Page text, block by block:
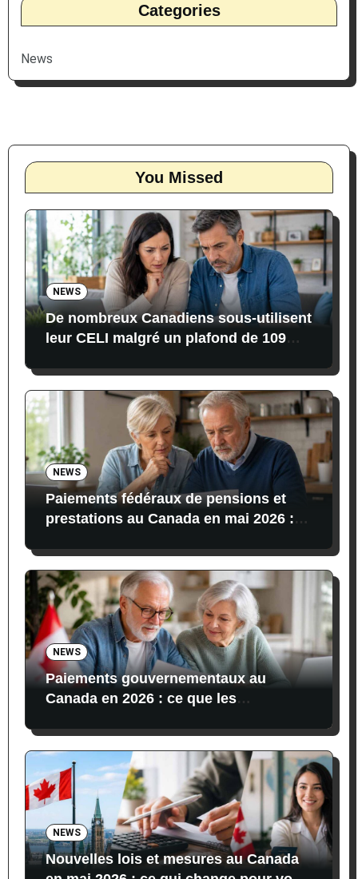
Categories
News
You Missed
NEWS
De nombreux Canadiens sous-utilisent
leur CELI malgré un plafond de 109
NEWS
Paiements fédéraux de pensions et
prestations au Canada en mai 2026 :
NEWS
Paiements gouvernementaux au
Canada en 2026 : ce que les
NEWS
Nouvelles lois et mesures au Canada